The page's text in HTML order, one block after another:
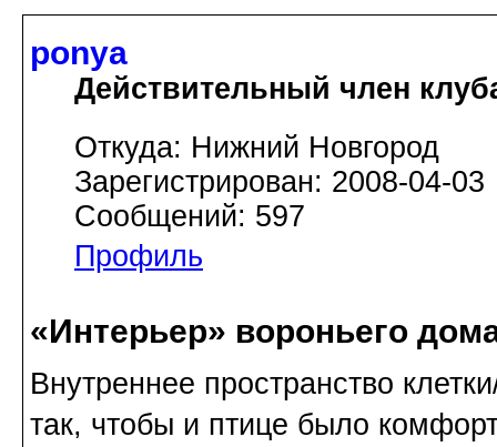
ponya
Действительный член
Откуда: Нижний Новгород
Зарегистрирован: 2008-04-03
Сообщений: 597
Профиль
«Интерьер» вороньего
Внутреннее пространство
так, чтобы и птице было